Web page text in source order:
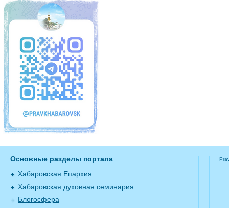
Основные разделы портала
Хабаровская Епархия
Хабаровская духовная семинария
Блогосфера